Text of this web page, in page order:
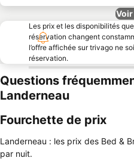
Les prix et les disponibilités
réservation changent
l’offre affichée sur trivago ne
réservation.
Questions
Landerneau
Fourchette de prix
Landerneau : les prix des Bed &
par nuit.